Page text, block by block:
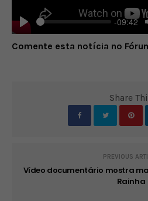
Play
-09:42
Comente esta notícia no
Share
PREVIOUS
Vídeo documentário mostra
Rainha